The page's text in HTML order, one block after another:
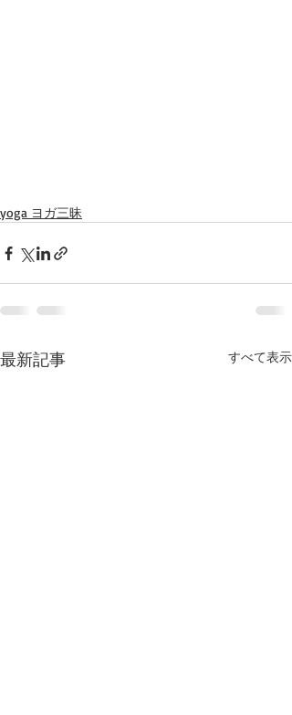
yoga ヨガ三昧
最新記事 すべて表示